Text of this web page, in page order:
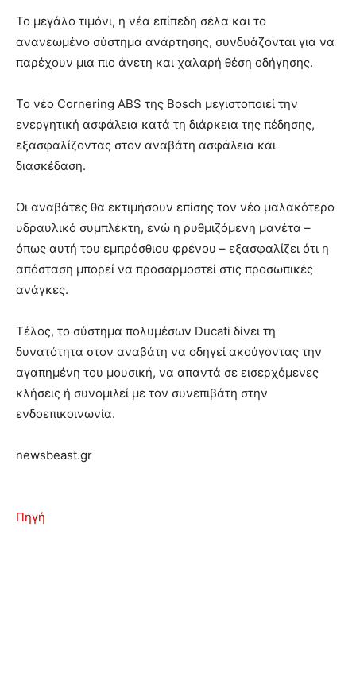
Το μεγάλο τιμόνι, η νέα επίπεδη σέλα και το
ανανεωμένο σύστημα ανάρτησης, συνδυάζονται για να
παρέχουν μια πιο άνετη και χαλαρή θέση οδήγησης.
Το νέο Cornering ABS της Bosch μεγιστοποιεί την
ενεργητική ασφάλεια κατά τη διάρκεια της πέδησης,
εξασφαλίζοντας στον αναβάτη ασφάλεια και
διασκέδαση.
Οι αναβάτες θα εκτιμήσουν επίσης τον νέο μαλακότερο
υδραυλικό συμπλέκτη, ενώ η ρυθμιζόμενη μανέτα –
όπως αυτή του εμπρόσθιου φρένου – εξασφαλίζει ότι η
απόσταση μπορεί να προσαρμοστεί στις προσωπικές
ανάγκες.
Τέλος, το σύστημα πολυμέσων Ducati δίνει τη
δυνατότητα στον αναβάτη να οδηγεί ακούγοντας την
αγαπημένη του μουσική, να απαντά σε εισερχόμενες
κλήσεις ή συνομιλεί με τον συνεπιβάτη στην
ενδοεπικοινωνία.
newsbeast.gr
Πηγή